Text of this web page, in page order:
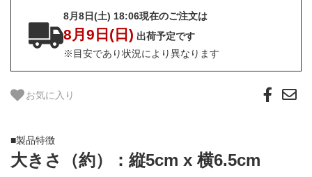
8月8日(土) 18:06現在のご注文は
8月9日(日) 出荷予定です
※目安であり状況により異なります
お気に入り
■製品特徴
大きさ（約）：縦5cm x 横6.5cm